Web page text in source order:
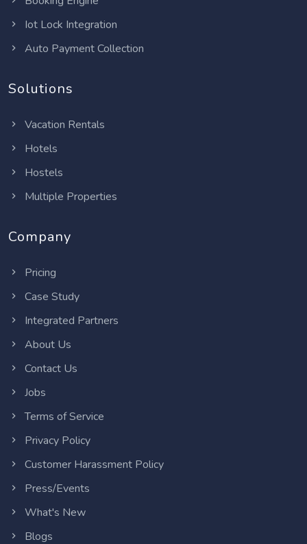
Iot Lock Integration
Auto Payment Collection
Solutions
Vacation Rentals
Hotels
Hostels
Multiple Properties
Company
Pricing
Case Study
Integrated Partners
About Us
Contact Us
Jobs
Terms of Service
Privacy Policy
Customer Harassment Policy
Press/Events
What's New
Blogs